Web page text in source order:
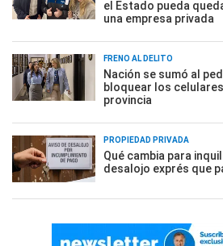
el Estado pueda
una empresa privada
FRENO AL DELITO
Nación se sumó al
bloquear los
provincia
PROPIEDAD PRIVADA
Qué cambia para
desalojo exprés que